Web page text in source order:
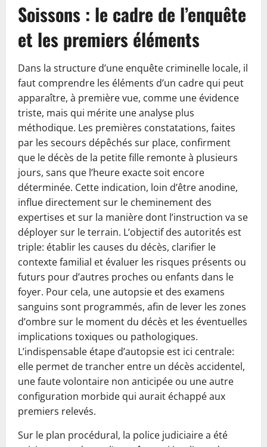
Soissons : le cadre de l’enquête
et les premiers éléments
Dans la structure d’une enquête criminelle locale, il
faut comprendre les éléments d’un cadre qui peut
apparaître, à première vue, comme une évidence
triste, mais qui mérite une analyse plus
méthodique. Les premières constatations, faites
par les secours dépêchés sur place, confirment
que le décès de la petite fille remonte à plusieurs
jours, sans que l’heure exacte soit encore
déterminée. Cette indication, loin d’être anodine,
influe directement sur le cheminement des
expertises et sur la manière dont l’instruction va se
déployer sur le terrain. L’objectif des autorités est
triple: établir les causes du décès, clarifier le
contexte familial et évaluer les risques présents ou
futurs pour d’autres proches ou enfants dans le
foyer. Pour cela, une autopsie et des examens
sanguins sont programmés, afin de lever les zones
d’ombre sur le moment du décès et les éventuelles
implications toxiques ou pathologiques.
L’indispensable étape d’autopsie est ici centrale:
elle permet de trancher entre un décès accidentel,
une faute volontaire non anticipée ou une autre
configuration morbide qui aurait échappé aux
premiers relevés.
Sur le plan procédural, la police judiciaire a été